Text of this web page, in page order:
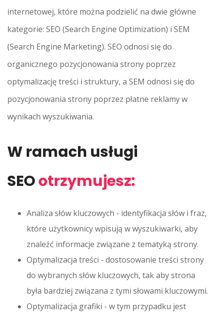
internetowej, które można podzielić na dwie główne
kategorie: SEO (Search Engine Optimization) i SEM
(Search Engine Marketing). SEO odnosi się do
organicznego pozycjonowania strony poprzez
optymalizację treści i struktury, a SEM odnosi się do
pozycjonowania strony poprzez płatne reklamy w
wynikach wyszukiwania.
W ramach usługi
SEOotrzymujesz:
Analiza słów kluczowych - identyfikacja słów i fraz,
które użytkownicy wpisują w wyszukiwarki, aby
znaleźć informacje związane z tematyką strony.
Optymalizacja treści - dostosowanie treści strony
do wybranych słów kluczowych, tak aby strona
była bardziej związana z tymi słowami kluczowymi.
Optymalizacja grafiki - w tym przypadku jest